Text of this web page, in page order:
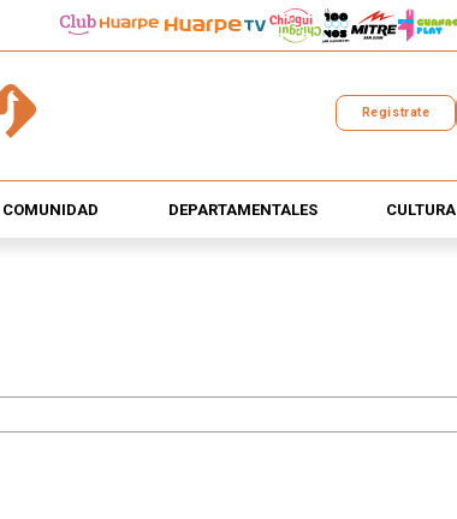
Registrate
COMUNIDAD DEPARTAMENTALES CULTURA